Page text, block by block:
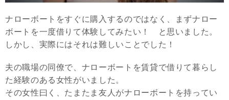
ナローボートをすぐに購入するのではなく、まずナロー
ボートを一度借りて体験してみたい！ と思いました。
しかし、実際にはそれは難しいことでした！
夫の職場の同僚で、ナローボートを賃貸で借りて暮らし
た経験のある女性がいました。
その女性曰く、たまたま友人がナローボートを持ってい